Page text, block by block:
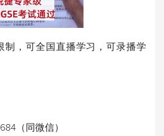
制，可全国直播学习，可录播学
（同微信）